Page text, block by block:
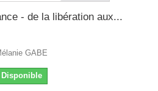
- de la libération aux...
GABE
Disponible